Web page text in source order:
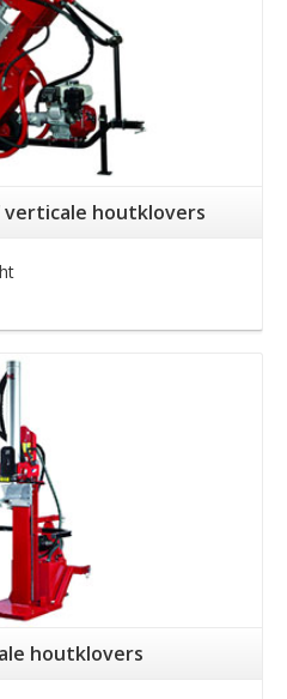
verticale houtklovers
houtklovers